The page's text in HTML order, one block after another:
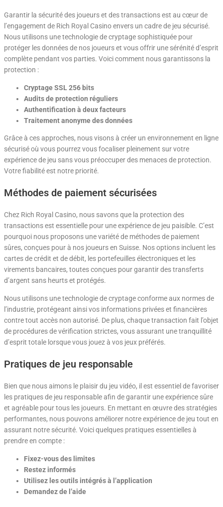
Garantir la sécurité des joueurs et des transactions est au cœur de
l’engagement de Rich Royal Casino envers un cadre de jeu sécurisé.
Nous utilisons une technologie de cryptage sophistiquée pour
protéger les données de nos joueurs et vous offrir une sérénité d’esprit
complète pendant vos parties. Voici comment nous garantissons la
protection :
Cryptage SSL 256 bits
Audits de protection réguliers
Authentification à deux facteurs
Traitement anonyme des données
Grâce à ces approches, nous visons à créer un environnement en ligne
sécurisé où vous pourrez vous focaliser pleinement sur votre
expérience de jeu sans vous préoccuper des menaces de protection.
Votre fiabilité est notre priorité.
Méthodes de paiement sécurisées
Chez Rich Royal Casino, nous savons que la protection des
transactions est essentielle pour une expérience de jeu paisible. C’est
pourquoi nous proposons une variété de méthodes de paiement
sûres, conçues pour à nos joueurs en Suisse. Nos options incluent les
cartes de crédit et de débit, les portefeuilles électroniques et les
virements bancaires, toutes conçues pour garantir des transferts
d’argent sans heurts et protégés.
Nous utilisons une technologie de cryptage conforme aux normes de
l’industrie, protégeant ainsi vos informations privées et financières
contre tout accès non autorisé. De plus, chaque transaction fait l’objet
de procédures de vérification strictes, vous assurant une tranquillité
d’esprit totale lorsque vous jouez à vos jeux préférés.
Pratiques de jeu responsable
Bien que nous aimons le plaisir du jeu vidéo, il est essentiel de favoriser
les pratiques de jeu responsable afin de garantir une expérience sûre
et agréable pour tous les joueurs. En mettant en œuvre des stratégies
performantes, nous pouvons améliorer notre expérience de jeu tout en
assurant notre sécurité. Voici quelques pratiques essentielles à
prendre en compte :
Fixez-vous des limites
Restez informés
Utilisez les outils intégrés à l’application
Demandez de l’aide